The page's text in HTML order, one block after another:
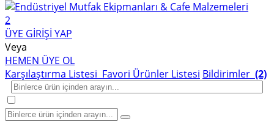
2
ÜYE GİRİŞİ YAP
Veya
HEMEN ÜYE OL
Karşılaştırma Listesi Favori Ürünler Listesi Bildirimler (2)